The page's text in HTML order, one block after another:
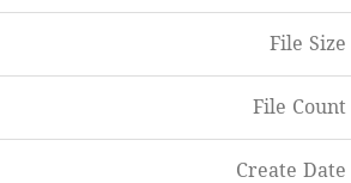
File Size
File Count
Create Date